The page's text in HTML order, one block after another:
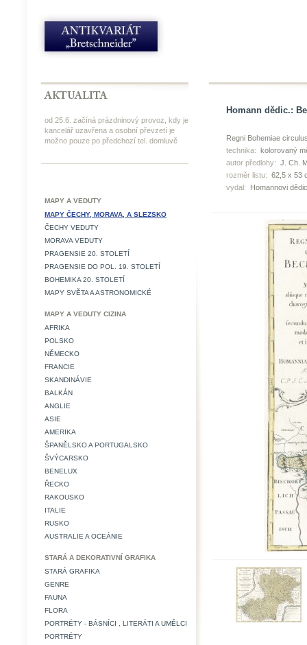
od 25.6. začíná prázdninový provoz, kdy je
kancelář uzavřena a osobní převzetí je
možno pouze po předchozí tel. domluvě
MAPY A VEDUTY
MAPY ČECHY, MORAVA, A SLEZSKO
ČECHY VEDUTY
MORAVA VEDUTY
PRAGENSIE 20. STOLETÍ
PRAGENSIE DO POL. 19. STOLETÍ
BOHEMIKA 20. STOLETÍ
MAPY SVĚTA A ASTRONOMICKÉ
MAPY A VEDUTY CIZINA
AFRIKA
POLSKO
NĚMECKO
FRANCIE
SKANDINÁVIE
BALKÁN
ANGLIE
ASIE
AMERIKA
ŠPANĚLSKO A PORTUGALSKO
ŠVÝCARSKO
BENELUX
ŘECKO
RAKOUSKO
ITALIE
RUSKO
AUSTRALIE A OCEÁNIE
STARÁ A DEKORATIVNÍ GRAFIKA
STARÁ GRAFIKA
GENRE
FAUNA
FLORA
PORTRÉTY - BÁSNÍCI , LITERÁTI A UMĚLCI
PORTRÉTY
Homann dědic.:
Regni Bohemiae
technika: kolorovaný
autor předlohy: J. Ch.
rozměr listu: 62,5 x 53
vydal:
Homannovi